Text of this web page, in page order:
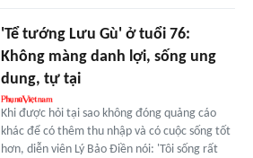
'Tể tướng Lưu Gù' ở tuổi 76:
Không màng danh lợi, sống ung
dung, tự tại
Khi được hỏi tại sao không đóng quảng cáo
khác để có thêm thu nhập và có cuộc sống tốt
hơn, diễn viên Lý Bảo Điền nói: 'Tôi sống rất